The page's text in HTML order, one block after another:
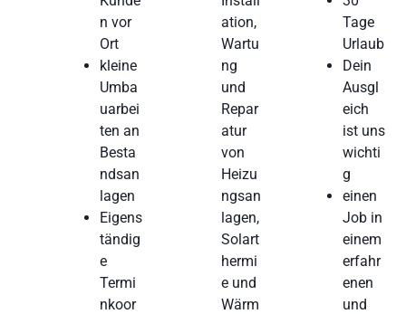
n vor
Ort
kleine
Umba
uarbei
ten an
Besta
ndsan
lagen
Eigens
tändig
e
Termi
nkoor
ation,
Wartu
ng
und
Repar
atur
von
Heizu
ngsan
lagen,
Solart
hermi
e und
Wärm
Tage
Urlaub
Dein
Ausgl
eich
ist uns
wichti
g
einen
Job in
einem
erfahr
enen
und